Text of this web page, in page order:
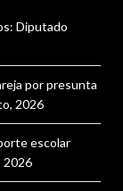
Diputado
por presunta
2026
escolar
2026